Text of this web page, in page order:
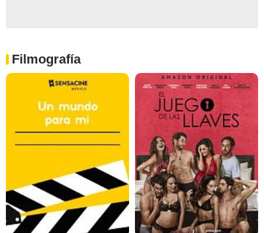
Filmografía